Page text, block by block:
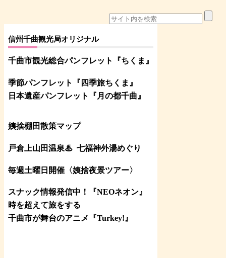
信州千曲観光局オリジナル
千曲市観光総合パンフレット 『ちくま 』
季節パンフレット『四季旅ちくま』
日本遺産パンフレット
『月の都千曲 』
姨捨棚田散策マップ
戸倉上山田温泉♨ 七福神外湯めぐり
毎週土曜日開催〈姨捨夜景ツアー〉
スナック情報発信中！『NEOネオン』
時を超えて旅をする
千曲市が舞台のアニメ『Turkey!』